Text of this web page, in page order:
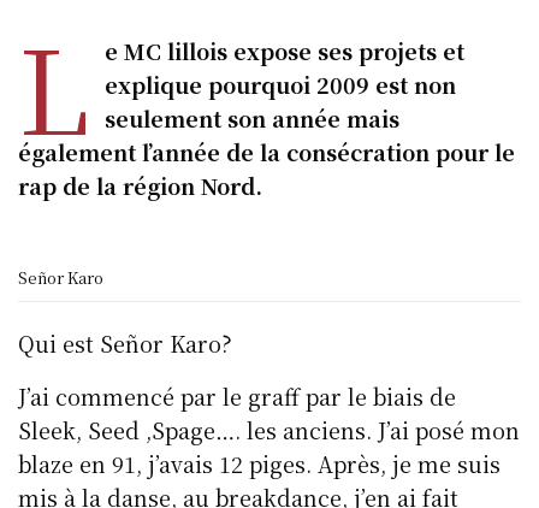
L
e MC lillois expose ses projets et
explique pourquoi 2009 est non
seulement son année mais
également l’année de la consécration pour le
rap de la région Nord.
Señor Karo
Qui est Señor Karo?
J’ai commencé par le graff par le biais de
Sleek, Seed ,Spage…. les anciens. J’ai posé mon
blaze en 91, j’avais 12 piges. Après, je me suis
mis à la danse, au breakdance, j’en ai fait